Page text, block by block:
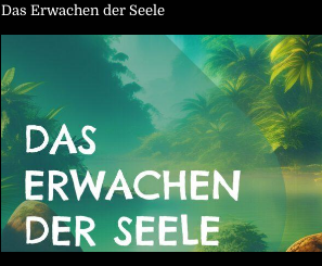
Das Erwachen der Seele